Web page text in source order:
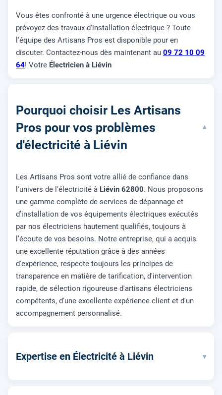
Vous êtes confronté à une urgence électrique ou vous
prévoyez des travaux d'installation électrique ? Toute
l'équipe des Artisans Pros est disponible pour en
discuter. Contactez-nous dès maintenant au 09 72 10 09
64! Votre Électricien à Liévin
Pourquoi choisir Les Artisans
Pros pour vos problèmes
d'électricité à Liévin
▾
Les Artisans Pros sont votre allié de confiance dans
l'univers de l'électricité à Liévin 62800. Nous proposons
une gamme complète de services de dépannage et
d’installation de vos équipements électriques exécutés
par nos électriciens hautement qualifiés, toujours à
l’écoute de vos besoins. Notre entreprise, qui a acquis
une excellente réputation grâce à des années
d'expérience, respecte toujours les principes de
transparence en matière de tarification, d'intervention
rapide, de sélection rigoureuse d'artisans électriciens
compétents, d'une excellente expérience client et d'un
accompagnement personnalisé.
Expertise en Électricité à Liévin ▾